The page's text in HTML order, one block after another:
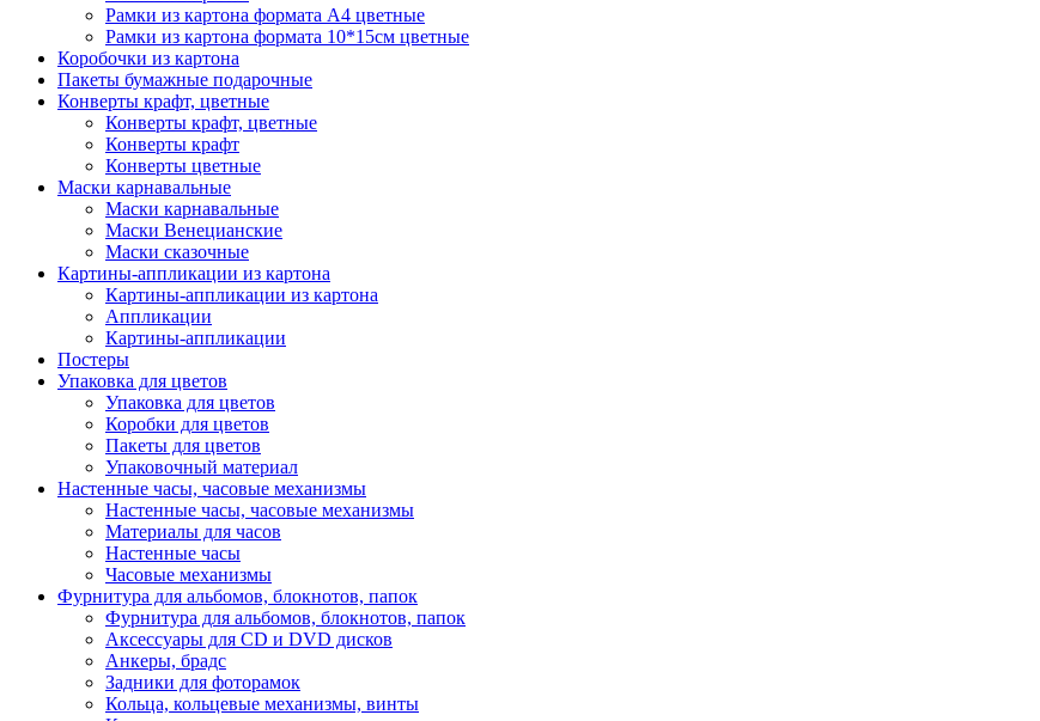
Рамки из картона формата А4 цветные
Рамки из картона формата 10*15см цветные
Коробочки из картона
Пакеты бумажные подарочные
Конверты крафт, цветные
Конверты крафт, цветные
Конверты крафт
Конверты цветные
Маски карнавальные
Маски карнавальные
Маски Венецианские
Маски сказочные
Картины-аппликации из картона
Картины-аппликации из картона
Аппликации
Картины-аппликации
Постеры
Упаковка для цветов
Упаковка для цветов
Коробки для цветов
Пакеты для цветов
Упаковочный материал
Настенные часы, часовые механизмы
Настенные часы, часовые механизмы
Материалы для часов
Настенные часы
Часовые механизмы
Фурнитура для альбомов, блокнотов, папок
Фурнитура для альбомов, блокнотов, папок
Аксессуары для CD и DVD дисков
Анкеры, брадс
Задники для фоторамок
Кольца, кольцевые механизмы, винты